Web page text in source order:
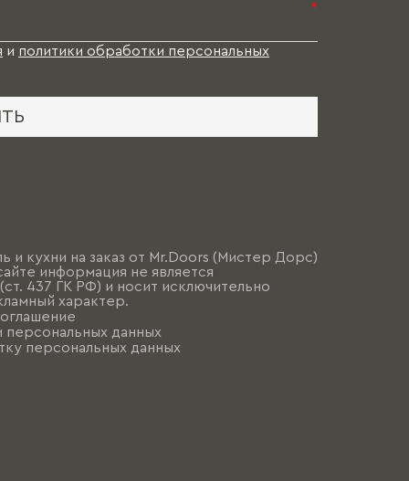
*
и политики обработки персональных
и кухни на заказ от Mr.Doors (Мистер Дорс)
информация не является
437 ГК РФ) и носит исключительно
характер.
персональных данных
персональных данных